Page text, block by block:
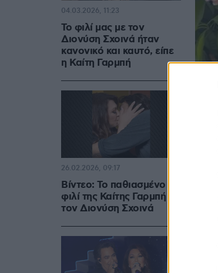
Το φιλί μας με τον
Διονύση Σχοινά ήταν
κανονικό και καυτό, είπε
η Καίτη Γαρμπή
04.03.2026, 11:23
Βίντεο: Το παθιασμένο
φιλί της Καίτης Γαρμπή με
τον Διονύση Σχοινά
26.02.2026, 09:17